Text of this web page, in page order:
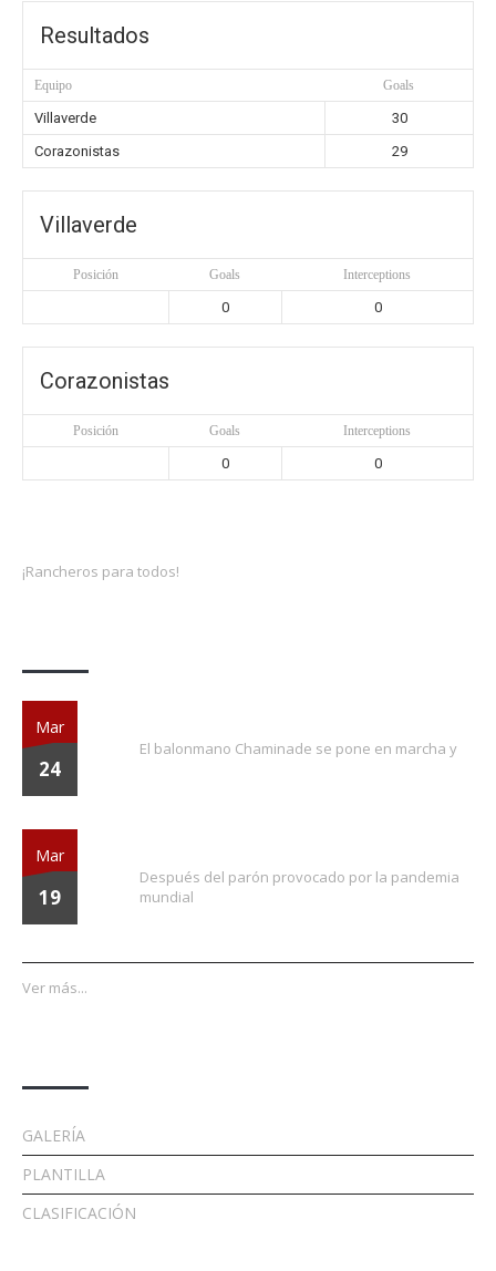
Resultados
Equipo Goals
Villaverde
30
Corazonistas
29
Villaverde
Posición Goals Interceptions
0 0
Corazonistas
Posición Goals Interceptions
0 0
¡Rancheros para todos!
Mar
24
El balonmano Chaminade se pone en marcha y
Mar
19
Después del parón provocado por la pandemia
mundial
Ver más...
GALERÍA
PLANTILLA
CLASIFICACIÓN